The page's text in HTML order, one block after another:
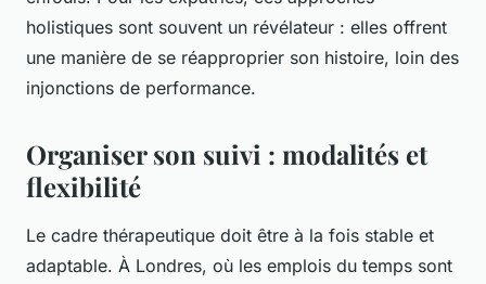
holistiques sont souvent un révélateur : elles offrent
une manière de se réapproprier son histoire, loin des
injonctions de performance.
Organiser son suivi : modalités et
flexibilité
Le cadre thérapeutique doit être à la fois stable et
adaptable. À Londres, où les emplois du temps sont